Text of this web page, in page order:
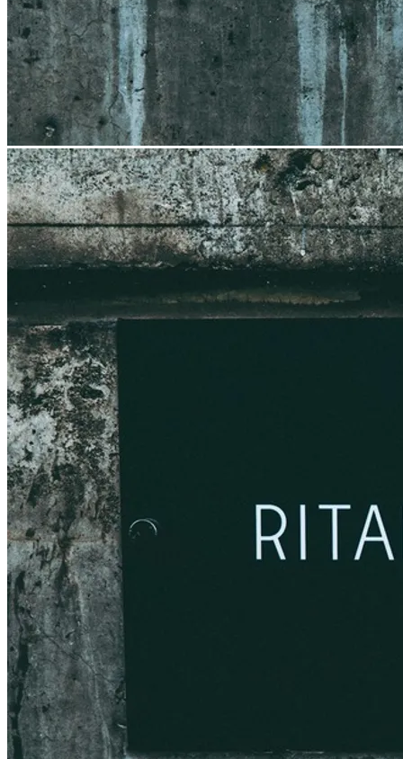
chevron_left
chevron_right
2026-04-01
ご注文前に必ずお読みください
push_pin
2026-03-02
2026年4月1日より事前予約特典変更のお知らせ
push_pin
2026-04-22